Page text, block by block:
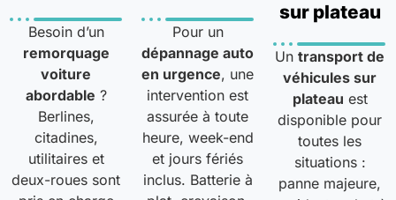
Besoin d’un
remorquage
voiture
abordable ?
Berlines,
citadines,
utilitaires et
deux-roues sont
Pour un
dépannage auto
en urgence, une
intervention est
assurée à toute
heure, week-end
et jours fériés
inclus. Batterie à
sur plateau
Untransport de
véhicules sur
plateau est
disponible pour
toutes les
situations :
panne majeure,